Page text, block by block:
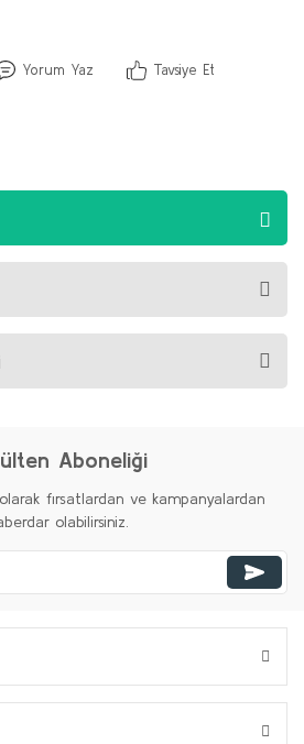
Yorum Yaz Tavsiye Et
Aboneliği
fırsatlardan ve kampanyalardan
olabilirsiniz.